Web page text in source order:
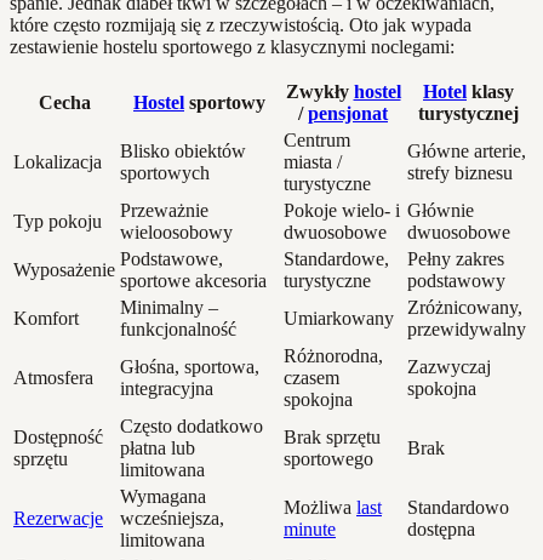
które często rozmijają się z rzeczywistością. Oto jak wypada
zestawienie hostelu sportowego z klasycznymi noclegami:
Cecha Hostel sportowy
Zwykły hostel
/pensjonat
Hotel klasy
turystycznej
Lokalizacja
Blisko obiektów
sportowych
Centrum
miasta /
turystyczne
Główne arterie,
strefy biznesu
Typ pokoju
Przeważnie
wieloosobowy
Pokoje wielo- i
dwuosobowe
Głównie
dwuosobowe
Wyposażenie
Podstawowe,
sportowe akcesoria
Standardowe,
turystyczne
Pełny zakres
podstawowy
Komfort
Minimalny –
funkcjonalność
Umiarkowany
Zróżnicowany,
przewidywalny
Atmosfera
Głośna, sportowa,
integracyjna
Różnorodna,
czasem
spokojna
Zazwyczaj
spokojna
Dostępność
sprzętu
Często dodatkowo
płatna lub
limitowana
Brak sprzętu
sportowego
Brak
Rezerwacje
Wymagana
wcześniejsza,
limitowana
Możliwa last
minute
Standardowo
dostępna